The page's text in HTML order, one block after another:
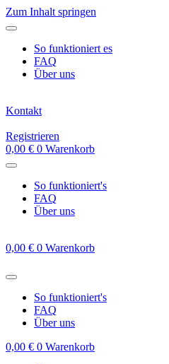
Zum Inhalt springen
So funktioniert es
FAQ
Über uns
Kontakt
Registrieren
0,00 € 0 Warenkorb
So funktioniert's
FAQ
Über uns
0,00 € 0 Warenkorb
So funktioniert's
FAQ
Über uns
0,00 € 0 Warenkorb